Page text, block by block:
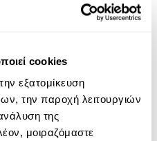
cookies
εξατομίκευση
την παροχή λειτουργιών
της
μοιραζόμαστε